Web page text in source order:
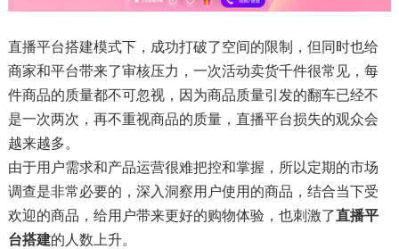
直播平台搭建模式下，成功打破了空间的限制，但同时也给
商家和平台带来了审核压力，一次活动卖货千件很常见，每
件商品的质量都不可忽视，因为商品质量引发的翻车已经不
是一次两次，再不重视商品的质量，直播平台损失的观众会
越来越多。
由于用户需求和产品运营很难把控和掌握，所以定期的市场
调查是非常必要的，深入洞察用户使用的商品，结合当下受
欢迎的商品，给用户带来更好的购物体验，也刺激了直播平
台搭建的人数上升。